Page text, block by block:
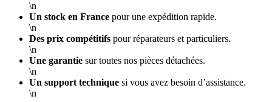
\n
Un stock en France pour une expédition rapide.
\n
Des prix compétitifs pour réparateurs et particuliers.
\n
Une garantie sur toutes nos pièces détachées.
\n
Un support technique si vous avez besoin d’assistance.
\n